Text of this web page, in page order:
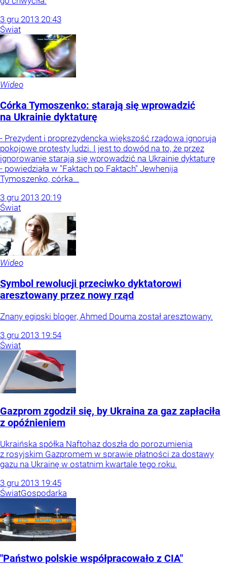
3 gru 2013 20:43
Świat
Wideo
Córka Tymoszenko: starają się wprowadzić
na Ukrainie dyktaturę
- Prezydent i proprezydencka większość rządowa ignorują
pokojowe protesty ludzi. I jest to dowód na to, że przez
ignorowanie starają się wprowadzić na Ukrainie dyktaturę
- powiedziała w "Faktach po Faktach" Jewhenija
Tymoszenko, córka...
3 gru 2013 20:19
Świat
Wideo
Symbol rewolucji przeciwko dyktatorowi
aresztowany przez nowy rząd
Znany egipski bloger, Ahmed Douma został aresztowany.
3 gru 2013 19:54
Świat
Gazprom zgodził się, by Ukraina za gaz zapłaciła
z opóźnieniem
Ukraińska spółka Naftohaz doszła do porozumienia
z rosyjskim Gazpromem w sprawie płatności za dostawy
gazu na Ukrainę w ostatnim kwartale tego roku.
3 gru 2013 19:45
ŚwiatGospodarka
"Państwo polskie współpracowało z CIA"